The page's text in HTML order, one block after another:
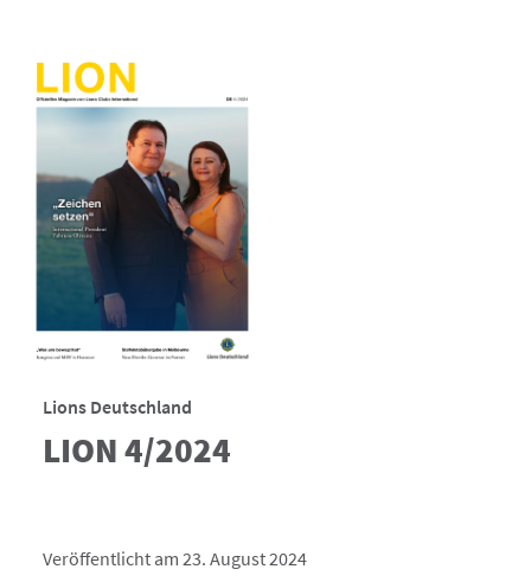
Lions Deutschland
LION 4/2024
Veröffentlicht am 23. August 2024